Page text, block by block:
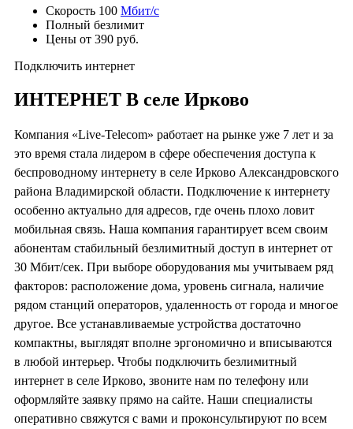
Скорость 100 Мбит/с
Полный безлимит
Цены от 390 руб.
Подключить интернет
ИНТЕРНЕТ В селе Ирково
Компания «Live-Telecom» работает на рынке уже 7 лет и за
это время стала лидером в сфере обеспечения доступа к
беспроводному интернету в селе Ирково Александровского
района Владимирской области. Подключение к интернету
особенно актуально для адресов, где очень плохо ловит
мобильная связь. Наша компания гарантирует всем своим
абонентам стабильный безлимитный доступ в интернет от
30 Мбит/сек. При выборе оборудования мы учитываем ряд
факторов: расположение дома, уровень сигнала, наличие
рядом станций операторов, удаленность от города и многое
другое. Все устанавливаемые устройства достаточно
компактны, выглядят вполне эргономично и вписываются
в любой интерьер. Чтобы подключить безлимитный
интернет в селе Ирково, звоните нам по телефону или
оформляйте заявку прямо на сайте. Наши специалисты
оперативно свяжутся с вами и проконсультируют по всем